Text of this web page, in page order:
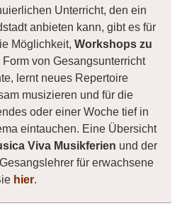
Unterricht, den ein
anbieten kann, gibt es für
Möglichkeit, Workshops zu
Form von Gesangsunterricht
lernt neues Repertoire
musizieren und für die
oder einer Woche tief in
eintauchen. Eine Übersicht
Viva Musikferien und der
für erwachsene
hier.